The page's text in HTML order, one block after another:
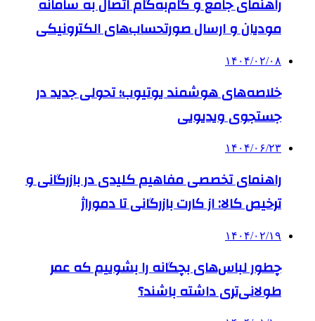
راهنمای جامع و گام‌به‌گام اتصال به سامانه
مودیان و ارسال صورتحساب‌های الکترونیکی
۱۴۰۴/۰۲/۰۸
خلاصه‌های هوشمند یوتیوب؛ تحولی جدید در
جستجوی ویدیویی
۱۴۰۴/۰۶/۲۳
راهنمای تخصصی مفاهیم کلیدی در بازرگانی و
ترخیص کالا: از کارت بازرگانی تا دموراژ
۱۴۰۴/۰۲/۱۹
چطور لباس‌های بچگانه را بشوییم که عمر
طولانی‌تری داشته باشند؟